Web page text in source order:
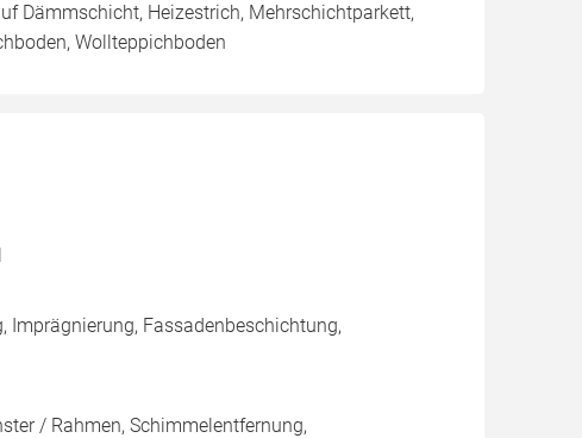
Dämmschicht, Heizestrich, Mehrschichtparkett,
Wollteppichboden
Imprägnierung, Fassadenbeschichtung,
/ Rahmen, Schimmelentfernung,